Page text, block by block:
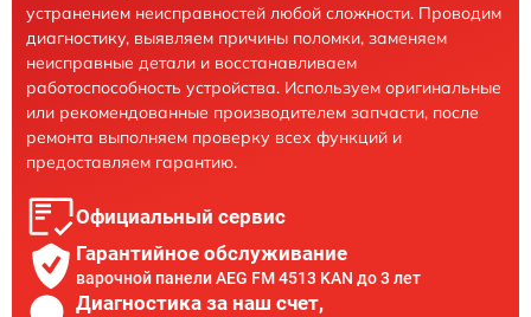
устранением неисправностей любой сложности. Проводим
диагностику, выявляем причины поломки, заменяем
неисправные детали и восстанавливаем
работоспособность устройства. Используем оригинальные
или рекомендованные производителем запчасти, после
ремонта выполняем проверку всех функций и
предоставляем гарантию.
Официальный сервис
Гарантийное обслуживание
варочной панели AEG FM 4513 KAN до 3 лет
Диагностика за наш счет,